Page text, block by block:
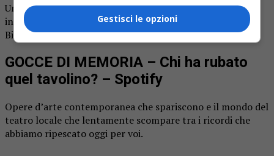
Un ricordo al giorno fino alla fine dell’estate. Un viaggio
indietro nel tempo per riscoprire storie e personaggi del
Biellese. È “Gocce di memoria”, il podcast di Mauro Zola.
GOCCE DI MEMORIA – Chi ha rubato
quel tavolino? – Spotify
Opere d’arte contemporanea che spariscono e il mondo del
teatro locale che lentamente scompare tra i ricordi che
abbiamo ripescato oggi per voi.
Gestisci le opzioni